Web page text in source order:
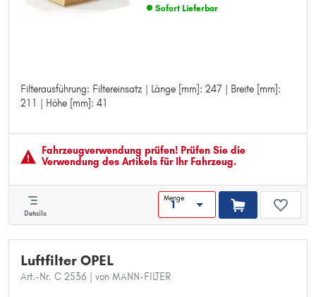
Sofort Lieferbar
Filterausführung: Filtereinsatz | Länge [mm]: 247 | Breite [mm]:
211 | Höhe [mm]: 41
Filterausführung: Filtereinsatz
Länge [mm]: 247
Höhe [mm]: 41
Fahrzeugver­wendung prüfen! Prüfen Sie die
Verwendung des Artikels für Ihr Fahrzeug.
Details
Menge
Luftfilter OPEL
Art.-Nr. C 2536 | von MANN-FILTER